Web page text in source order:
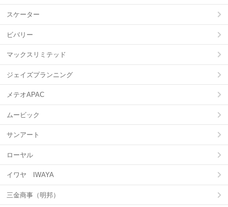
スケーター
ビバリー
マックスリミテッド
ジェイズプランニング
メテオAPAC
ムービック
サンアート
ローヤル
イワヤ IWAYA
三金商事（明邦）